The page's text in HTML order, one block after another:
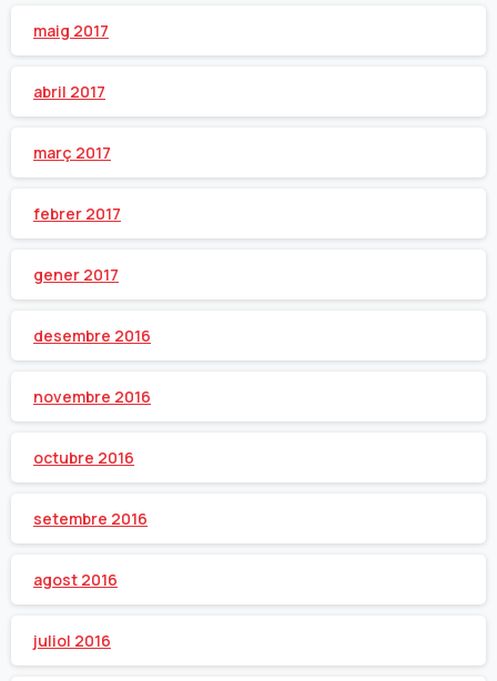
maig 2017
abril 2017
març 2017
febrer 2017
gener 2017
desembre 2016
novembre 2016
octubre 2016
setembre 2016
agost 2016
juliol 2016